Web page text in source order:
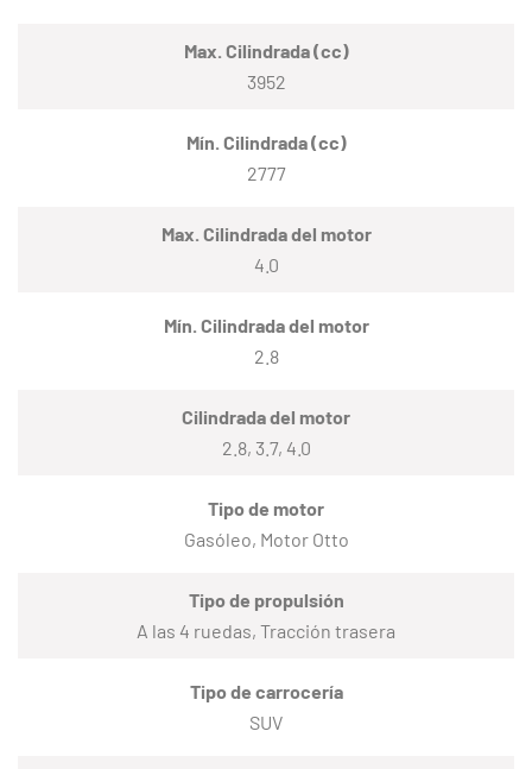
Max. Cilindrada (cc)
3952
Mín. Cilindrada (cc)
2777
Max. Cilindrada del motor
4.0
Mín. Cilindrada del motor
2.8
Cilindrada del motor
2.8, 3.7, 4.0
Tipo de motor
Gasóleo, Motor Otto
Tipo de propulsión
A las 4 ruedas, Tracción trasera
Tipo de carrocería
SUV